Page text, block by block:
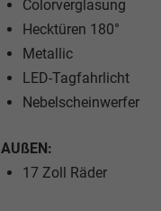
Colorverglasung
Hecktüren 180°
Metallic
LED-Tagfahrlicht
Nebelscheinwerfer
AUßEN:
17 Zoll Räder